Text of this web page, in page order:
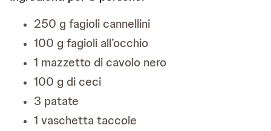
250 g fagioli cannellini
100 g fagioli all’occhio
1 mazzetto di cavolo nero
100 g di ceci
3 patate
1 vaschetta taccole